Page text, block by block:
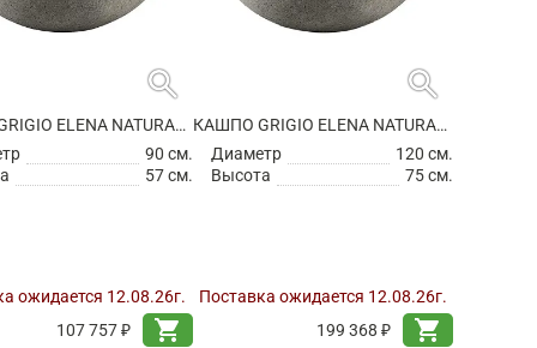
search
КАШПО GRIGIO ELENA NATURAL CONCRETE
90 см.
57 см.
ожидается 12.08.26г.
107 757 ₽
shopping_cart
search
КАШПО GRIGIO ELENA NATURAL CONCRETE
Диаметр
120 см.
Высота
75 см.
Поставка ожидается 12.08.26г.
199 368 ₽
shopping_cart